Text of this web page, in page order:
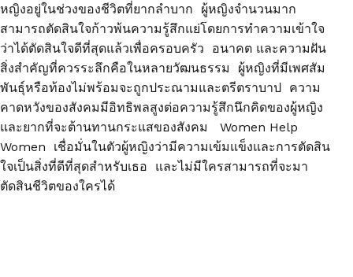
หญิงอยู่ในช่วงของชีวิตที่ยากลำบาก ผู้หญิงจำนวนมาก
สามารถตัดสินใจก้าวพ้นความรู้สึกแย่โดยการทำความเข้าใจ
ว่าได้ตัดสินใจดีที่สุดแล้วเพื่อครอบครัว อนาคต และความฝัน
สิ่งสำคัญที่ควรระลึกคือในหลายวัฒนธรรม ผู้หญิงที่มีเพศสัม
พันธุ์หรือท้องไม่พร้อมจะถูกประณามและตรีตราบาป ความ
คาดหวังของสังคมมีอิทธิพลสูงต่อความรู้สึกนึกคิดของผู้หญิง
และยากที่จะต้านทานกระแสของสังคม Women Help
Women เชื่อมั่นในตัวผู้หญิงว่ามีความเข้มแข็งและการตัดสิน
ใจเป็นสิ่งที่ดีที่สุดสำหรับเธอ และไม่มีใครสามารถที่จะมา
ตัดสินชีวิตของใครได้